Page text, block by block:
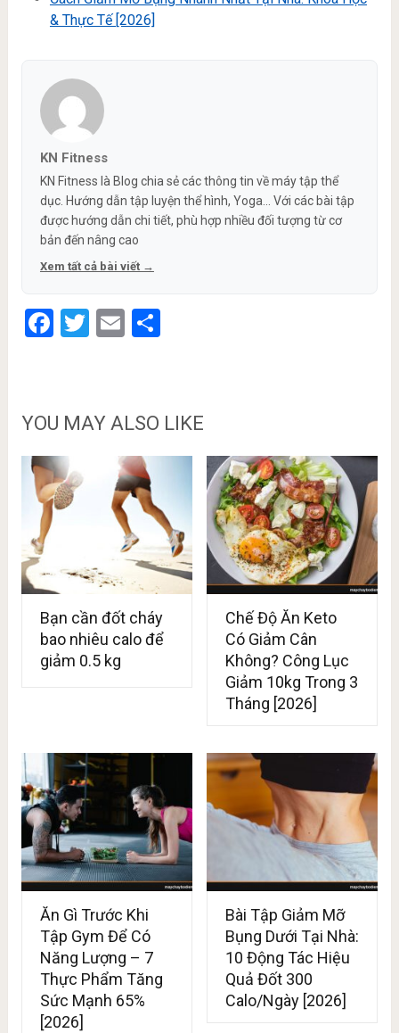
& Thực Tế [2026]
KN Fitness
KN Fitness là Blog chia sẻ các thông tin về máy tập thể
dục. Hướng dẫn tập luyện thể hình, Yoga... Với các bài tập
được hướng dẫn chi tiết, phù hợp nhiều đối tượng từ cơ
bản đến nâng cao
Xem tất cả bài viết →
Facebook
Twitter
EmailShare
YOU MAY ALSO LIKE
Bạn cần đốt cháy
bao nhiêu calo để
giảm 0.5 kg
Chế Độ Ăn Keto
Có Giảm Cân
Không? Công Lục
Giảm 10kg Trong 3
Tháng [2026]
Ăn Gì Trước Khi
Tập Gym Để Có
Năng Lượng – 7
Thực Phẩm Tăng
Sức Mạnh 65%
[2026]
Bài Tập Giảm Mỡ
Bụng Dưới Tại Nhà:
10 Động Tác Hiệu
Quả Đốt 300
Calo/Ngày [2026]